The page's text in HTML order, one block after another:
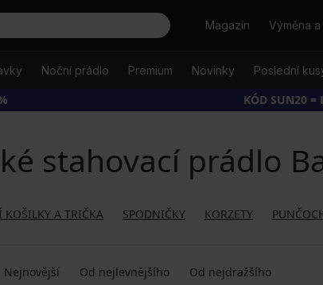
HledatMagazín Výměna
Noční prádlo Premium Novinky Poslední
KÓD SUN20 =
stahovací prádlo
KOŠILKY A TRIČKA SPODNIČKY KORZETY
Nejnovější Od nejlevnějšího Od nejdražšího